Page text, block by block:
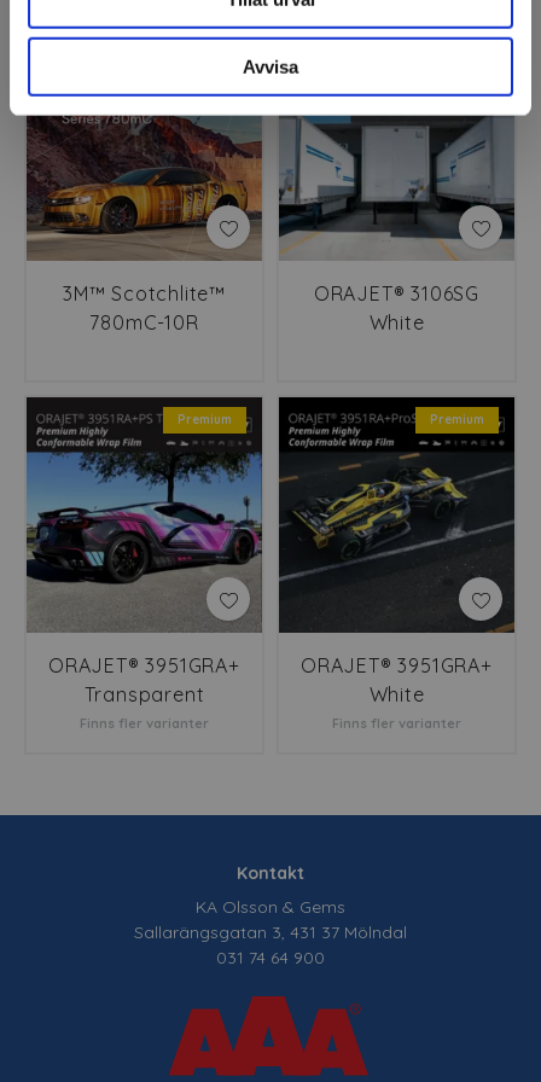
Avvisa
3M™ Scotchlite™
780mC-10R
ORAJET® 3106SG
White
Premium
ORAJET® 3951GRA+
Transparent
Finns fler varianter
Premium
ORAJET® 3951GRA+
White
Finns fler varianter
Kontakt
KA Olsson & Gems
Sallarängsgatan 3, 431 37 Mölndal
031 74 64 900